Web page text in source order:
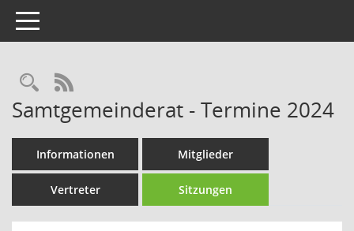
Toggle navigation
Rechercheauswahl
RSS-Feed
Samtgemeinderat - Termine 2024
Informationen Mitglieder
Vertreter Sitzungen